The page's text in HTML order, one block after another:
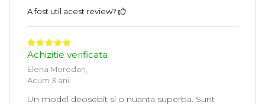
A fost util acest review?
Achizitie verificata
Elena Morodan,
Acum 3 ani
Un model deosebit si o nuanta superba. Sunt